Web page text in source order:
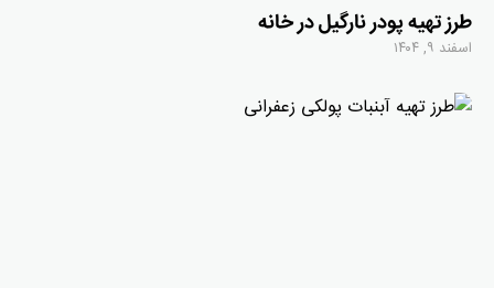
طرز تهیه پودر نارگیل در خانه
اسفند ۹, ۱۴۰۴